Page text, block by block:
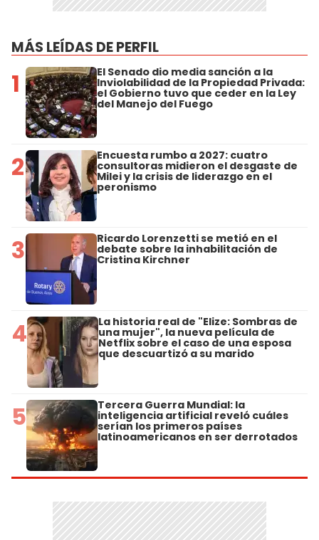
MÁS LEÍDAS DE PERFIL
1 El Senado dio media sanción a la
Inviolabilidad de la Propiedad Privada:
el Gobierno tuvo que ceder en la Ley
del Manejo del Fuego
2 Encuesta rumbo a 2027: cuatro
consultoras midieron el desgaste de
Milei y la crisis de liderazgo en el
peronismo
3 Ricardo Lorenzetti se metió en el
debate sobre la inhabilitación de
Cristina Kirchner
4 La historia real de "Elize: Sombras de
una mujer", la nueva película de
Netflix sobre el caso de una esposa
que descuartizó a su marido
5 Tercera Guerra Mundial: la
inteligencia artificial reveló cuáles
serían los primeros países
latinoamericanos en ser derrotados